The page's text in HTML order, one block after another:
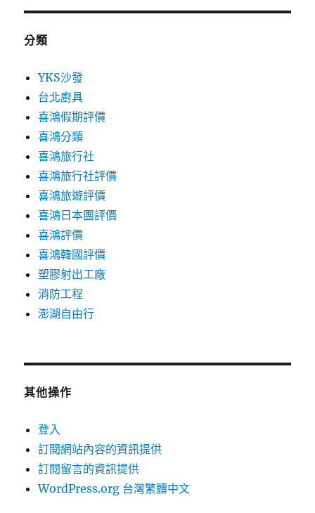
分類
YKS沙發
台北廚具
喜鴻假期評價
喜鴻分類
喜鴻旅行社
喜鴻旅行社評價
喜鴻旅遊評價
喜鴻日本團評價
喜鴻評價
喜鴻韓國評價
塑膠射出工廠
消防工程
澎湖自由行
其他操作
登入
訂閱網站內容的資訊提供
訂閱留言的資訊提供
WordPress.org 台灣繁體中文